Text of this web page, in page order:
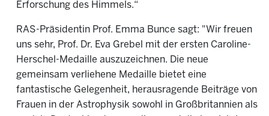
Erforschung des Himmels.“
RAS-Präsidentin Prof. Emma Bunce sagt: "Wir freuen
uns sehr, Prof. Dr. Eva Grebel mit der ersten Caroline-
Herschel-Medaille auszuzeichnen. Die neue
gemeinsam verliehene Medaille bietet eine
fantastische Gelegenheit, herausragende Beiträge von
Frauen in der Astrophysik sowohl in Großbritannien als